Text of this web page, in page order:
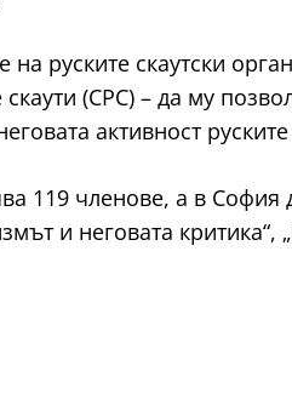
руските скаутски
(СРС) – да му
активност
119 членове, а в
и неговата